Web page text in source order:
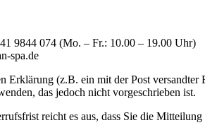
9844 074 (Mo. – Fr.: 10.00 – 19.00 Uhr)
spa.de
Erklärung (z.B. ein mit der Post
das jedoch nicht vorgeschrieben ist.
reicht es aus, dass Sie die